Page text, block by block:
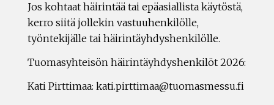
Jos kohtaat häirintää tai epäasiallista käytöstä,
kerro siitä jollekin vastuuhenkilölle,
työntekijälle tai häirintäyhdyshenkilölle.
Tuomasyhteisön häirintäyhdyshenkilöt 2026:
Kati Pirttimaa: kati.pirttimaa@tuomasmessu.fi